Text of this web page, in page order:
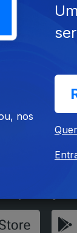
nos